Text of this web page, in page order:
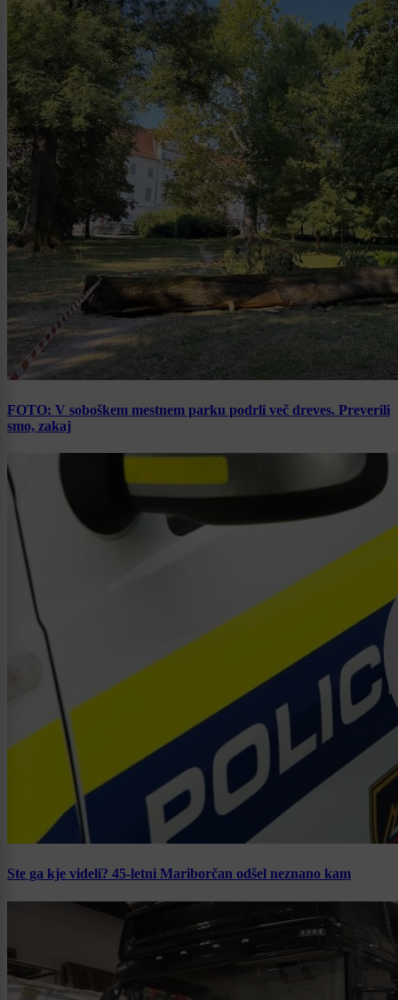
FOTO: V soboškem mestnem parku podrli več dreves. Preverili
smo, zakaj
Ste ga kje videli? 45-letni Mariborčan odšel neznano kam